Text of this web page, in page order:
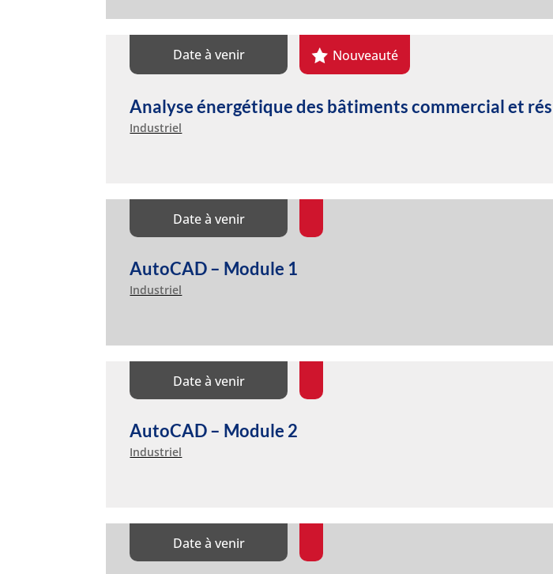
Date à venir Nouveauté
Analyse énergétique des bâtiments commercial et
Industriel
Date à venir
AutoCAD – Module 1
Industriel
Date à venir
AutoCAD – Module 2
Industriel
Date à venir